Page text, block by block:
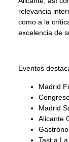
relevancia
como a la
excelencia de
Eventos
Madrid
Madrid
Alicante
Tast a